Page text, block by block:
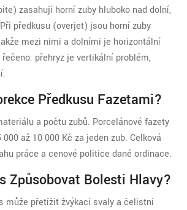
zasahují horní zuby hluboko nad dolní,
předkusu (overjet) jsou horní zuby
mezi nimi a dolními je horizontální
přehryz je vertikální problém,
Předkusu Fazetami?
a počtu zubů. Porcelánové fazety
až 10 000 Kč za jeden zub. Celková
práce a cenové politice dané ordinace.
Způsobovat Bolesti Hlavy?
může přetížit žvýkací svaly a čelistní